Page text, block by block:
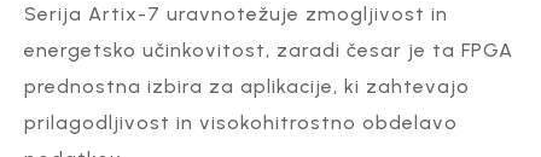
Serija Artix-7 uravnotežuje zmogljivost in
energetsko učinkovitost, zaradi česar je ta FPGA
prednostna izbira za aplikacije, ki zahtevajo
prilagodljivost in visokohitrostno obdelavo